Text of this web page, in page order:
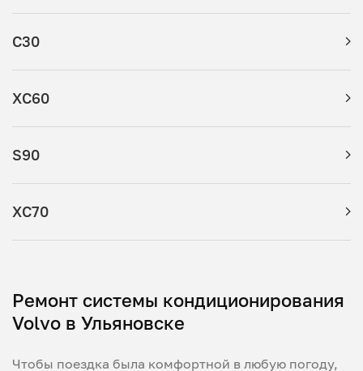
C30
XC60
S90
XC70
Ремонт системы кондиционирования
Volvo в Ульяновске
Чтобы поездка была комфортной в любую погоду,